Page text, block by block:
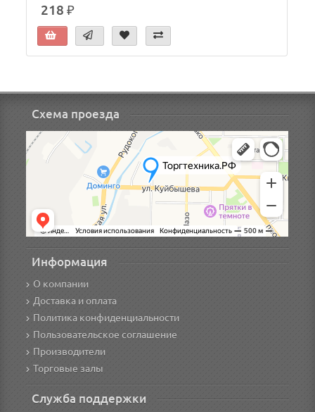
218 ₽
Схема проезда
Информация
О компании
Доставка и оплата
Политика конфиденциальности
Пользовательское соглашение
Производители
Торговые залы
Служба поддержки